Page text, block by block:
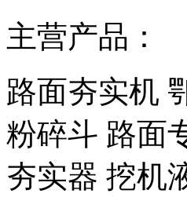
主营产品：
路面夯实机
粉碎斗 路面
夯实器 挖机